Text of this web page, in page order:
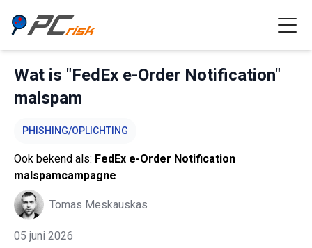
Wat is "FedEx e-Order Notification"
malspam
PHISHING/OPLICHTING
Ook bekend als: FedEx e-Order Notification
malspamcampagne
Tomas Meskauskas
05 juni 2026